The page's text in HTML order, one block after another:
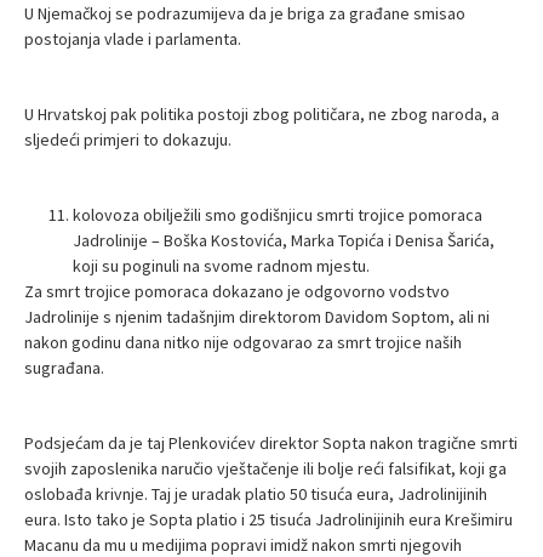
U Njemačkoj se podrazumijeva da je briga za građane smisao
postojanja vlade i parlamenta.
U Hrvatskoj pak politika postoji zbog političara, ne zbog naroda, a
sljedeći primjeri to dokazuju.
kolovoza obilježili smo godišnjicu smrti trojice pomoraca
Jadrolinije – Boška Kostovića, Marka Topića i Denisa Šarića,
koji su poginuli na svome radnom mjestu.
Za smrt trojice pomoraca dokazano je odgovorno vodstvo
Jadrolinije s njenim tadašnjim direktorom Davidom Soptom, ali ni
nakon godinu dana nitko nije odgovarao za smrt trojice naših
sugrađana.
Podsjećam da je taj Plenkovićev direktor Sopta nakon tragične smrti
svojih zaposlenika naručio vještačenje ili bolje reći falsifikat, koji ga
oslobađa krivnje. Taj je uradak platio 50 tisuća eura, Jadrolinijinih
eura. Isto tako je Sopta platio i 25 tisuća Jadrolinijinih eura Krešimiru
Macanu da mu u medijima popravi imidž nakon smrti njegovih